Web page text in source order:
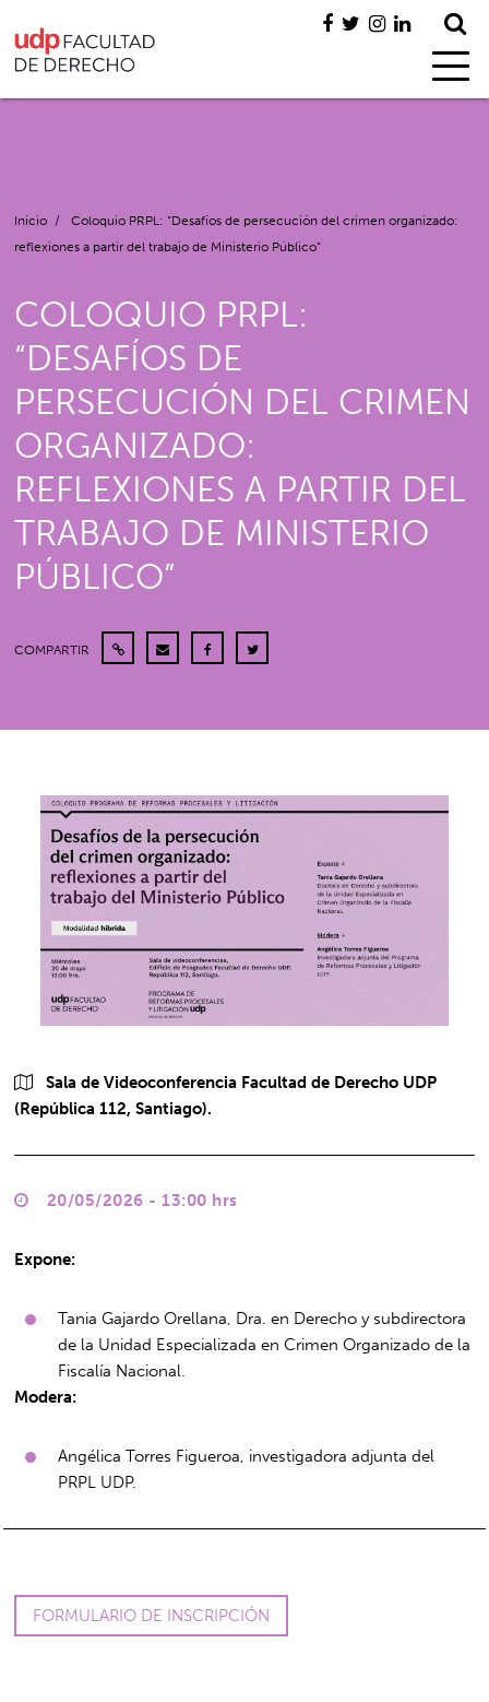
Inicio /
Coloquio PRPL: “Desafíos de persecución del crimen organizado:
reflexiones a partir del trabajo de Ministerio Público”
COLOQUIO PRPL:
“DESAFÍOS DE
PERSECUCIÓN DEL CRIMEN
ORGANIZADO:
REFLEXIONES A PARTIR DEL
TRABAJO DE MINISTERIO
PÚBLICO”
COMPARTIR
Sala de Videoconferencia Facultad de Derecho UDP
(República 112, Santiago).
20/05/2026 - 13:00 hrs
Expone:
Tania Gajardo Orellana, Dra. en Derecho y subdirectora
de la Unidad Especializada en Crimen Organizado de la
Fiscalía Nacional.
Modera:
Angélica Torres Figueroa, investigadora adjunta del
PRPL UDP.
FORMULARIO DE INSCRIPCIÓN